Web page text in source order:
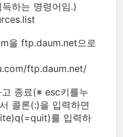
하는 명령어임.)
을 ftp.daum.net으로
ftp.daum.net/
종료(※ esc키를누
콜론(:)을 입력하면
를 입력하